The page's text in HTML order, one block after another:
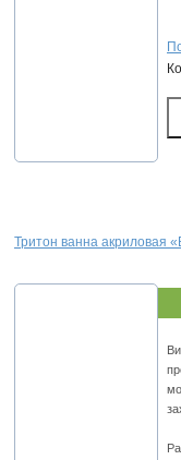
Тритон ванна акриловая